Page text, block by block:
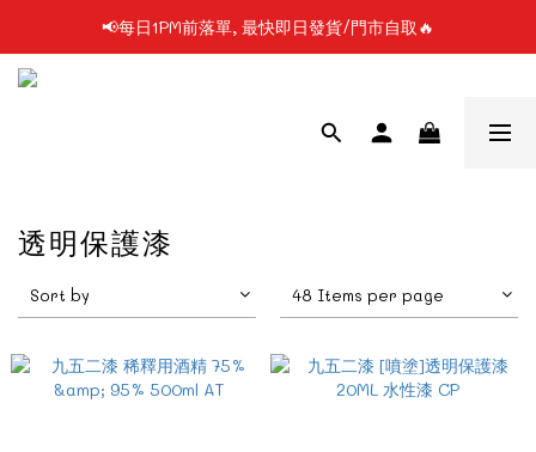
📢凡購物滿$199 順豐自提點免運費📦📦
📢每日1PM前落單, 最快即日發貨/門市自取🔥
📢凡購物滿$199 順豐自提點免運費📦📦
透明保護漆
Sort by 48 Items per page